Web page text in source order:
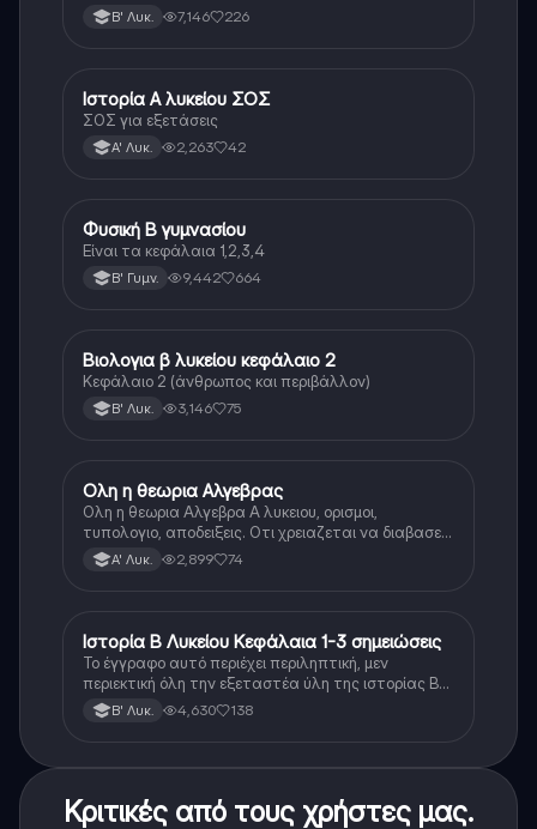
Β' Λυκ. 7,146 226
Ιστορία
Ιστορία Α λυκείου ΣΟΣ
ΣΟΣ για εξετάσεις
Α' Λυκ. 2,263 42
Φυσική
Φυσική Β γυμνασίου
Είναι τα κεφάλαια 1,2,3,4
Β' Γυμν. 9,442 664
Βιολογία
Βιολογια β λυκείου κεφάλαιο 2
Κεφάλαιο 2 (άνθρωπος και περιβάλλον)
Β' Λυκ. 3,146 75
Μαθηματικά
Ολη η θεωρια Αλγεβρας
Ολη η θεωρια Αλγεβρα Α λυκειου, ορισμοι,
τυπολογιο, αποδειξεις. Οτι χρειαζεται να διαβασεις
για το θεωρητικο κομματι της αλγεβρας.
Α' Λυκ. 2,899 74
Ιστορία
Ιστορία Β Λυκείου Κεφάλαια 1-3 σημειώσεις
Το έγγραφο αυτό περιέχει περιληπτική, μεν
περιεκτική όλη την εξεταστέα ύλη της ιστορίας Β
λυκείου για τα πρώτα 3 Κεφάλαια, δηλαδή την
μισή ύλη. Το έγγραφο έχει γραφτεί με προσοχή και
Β' Λυκ. 4,630 138
Κριτικές από τους χρήστες μας.